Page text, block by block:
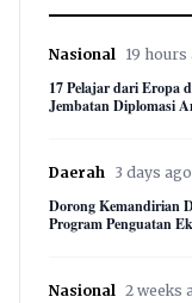
Nasional 19 hours
17 Pelajar dari Eropa
Jembatan Diplomasi
Daerah 3 days ago
Dorong Kemandirian
Program Penguatan
Nasional 2 weeks